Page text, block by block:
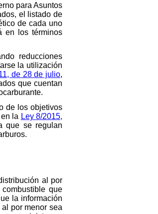
para Asuntos
el listado de
de cada uno
en los términos
reducciones
la utilización
de 28 de julio,
que cuentan
de los objetivos
la Ley 8/2015,
que se regulan
al por
que
la información
por menor sea